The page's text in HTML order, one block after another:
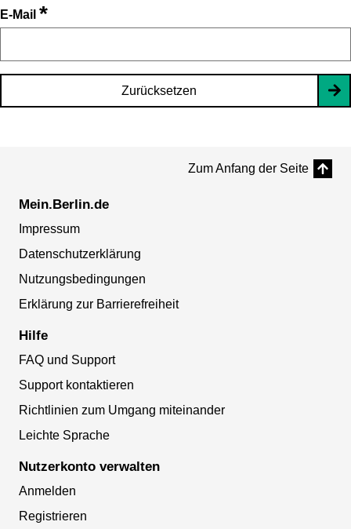
E-Mail *
Zurücksetzen
Zum Anfang der Seite
Mein.Berlin.de
Impressum
Datenschutzerklärung
Nutzungsbedingungen
Erklärung zur Barrierefreiheit
Hilfe
FAQ und Support
Support kontaktieren
Richtlinien zum Umgang miteinander
Leichte Sprache
Nutzerkonto verwalten
Anmelden
Registrieren